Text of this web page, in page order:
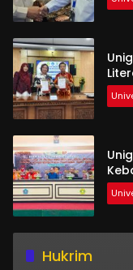
Hukrim